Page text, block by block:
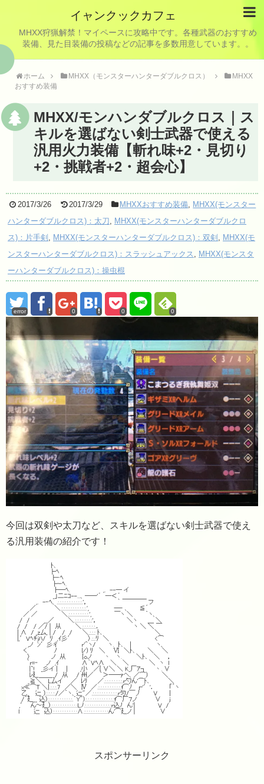
イャンクックカフェ
MHXX狩猟解禁！マイペースに攻略中です。各種武器のおすすめ
装備、見た目装備の投稿などの記事を多数用意しています。。
ホーム MHXX（モンスターハンターダブルクロス）
MHXX
おすすめ装備
MHXX/モンハンダブルクロス｜ス
キルを選ばない剣士武器で使える
汎用火力装備【斬れ味+2・見切り
+2・挑戦者+2・超会心】
2017/3/26 2017/3/29 MHXXおすすめ装備, MHXX(モンスター
ハンターダブルクロス)：太刀, MHXX(モンスターハンターダブルクロ
ス)：片手剣 , MHXX(モンスターハンターダブルクロス)：双剣 , MHXX(モ
ンスターハンターダブルクロス)：スラッシュアックス , MHXX(モンスタ
ーハンターダブルクロス)：操虫棍
error 0 0 0
今回は双剣や太刀など、スキルを選ばない剣士武器で使え
る汎用装備の紹介です！
スポンサーリンク